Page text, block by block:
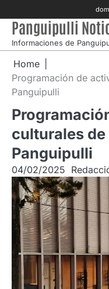
to
content
Panguipulli
Informaciones de
Home
Programación de
Panguipulli
culturales de
Panguipulli
04/02/2025